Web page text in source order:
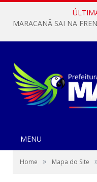
MENU
Home » Mapa do Site